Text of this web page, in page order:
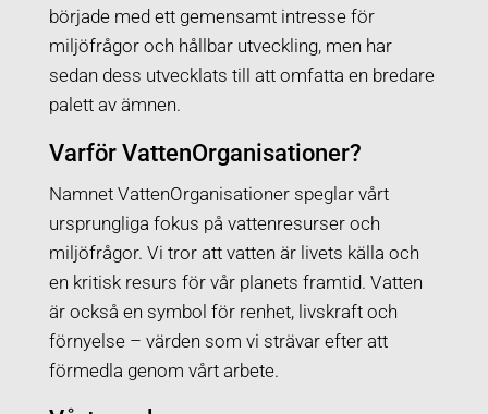
började med ett gemensamt intresse för
miljöfrågor och hållbar utveckling, men har
sedan dess utvecklats till att omfatta en bredare
palett av ämnen.
Varför VattenOrganisationer?
Namnet VattenOrganisationerspeglar vårt
ursprungliga fokus på vattenresurser och
miljöfrågor. Vi tror att vatten är livets källa och
en kritisk resurs för vår planets framtid. Vatten
är också en symbol för renhet, livskraft och
förnyelse – värden som vi strävar efter att
förmedla genom vårt arbete.